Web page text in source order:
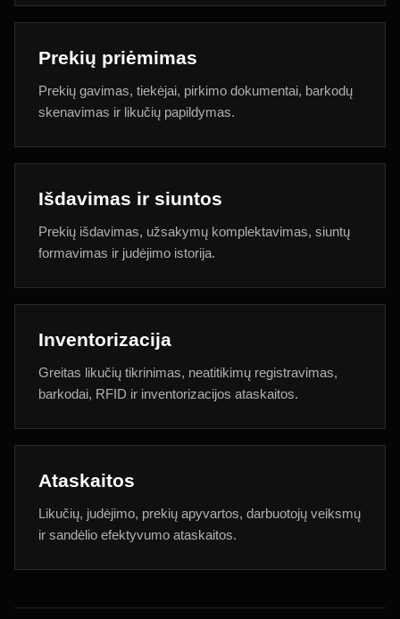
Prekių priėmimas
Prekių gavimas, tiekėjai, pirkimo dokumentai, barkodų
skenavimas ir likučių papildymas.
Išdavimas ir siuntos
Prekių išdavimas, užsakymų komplektavimas, siuntų
formavimas ir judėjimo istorija.
Inventorizacija
Greitas likučių tikrinimas, neatitikimų registravimas,
barkodai, RFID ir inventorizacijos ataskaitos.
Ataskaitos
Likučių, judėjimo, prekių apyvartos, darbuotojų veiksmų
ir sandėlio efektyvumo ataskaitos.